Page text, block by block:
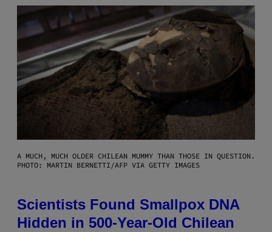
A MUCH, MUCH OLDER CHILEAN MUMMY THAN THOSE IN QUESTION.
PHOTO: MARTIN BERNETTI/AFP VIA GETTY IMAGES
Scientists Found Smallpox DNA
Hidden in 500-Year-Old Chilean